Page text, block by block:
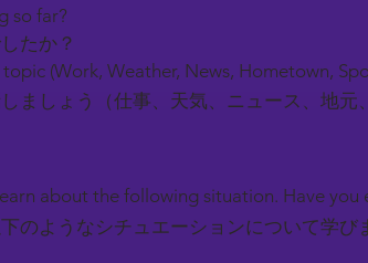
so far?
たか？
topic (Work, Weather, News, Hometown,
ましょう（仕事、天気、ニュース、地元
learn about the following situation. Have
のようなシチュエーションについて学